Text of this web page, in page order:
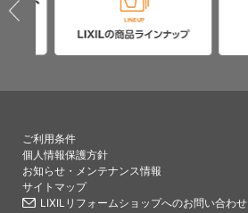
ご利用条件
個人情報保護方針
お知らせ・メンテナンス情報
サイトマップ
LIXILリフォームショップへのお問い合わせ